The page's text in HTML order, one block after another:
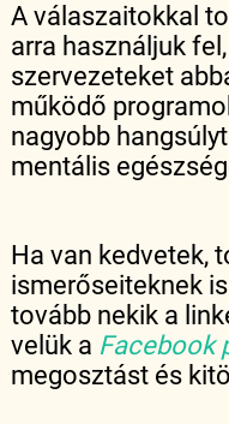
A válaszaitokkal
arra használjuk
szervezeteket
működő
nagyobb
mentális
Ha van kedvetek,
ismerőseiteknek
tovább nekik a
velük a Facebook
megosztást és